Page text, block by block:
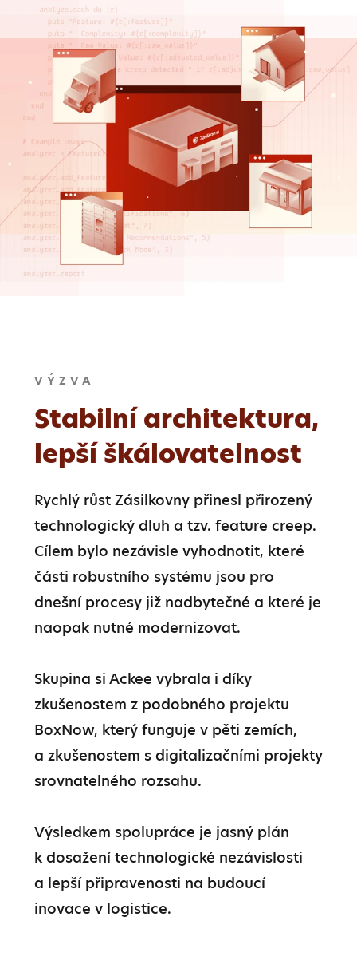
VÝZVA
Stabilní architektura,
lepší škálovatelnost
Rychlý růst Zásilkovny přinesl přirozený
technologický dluh a tzv. feature creep.
Cílem bylo nezávisle vyhodnotit, které
části robustního systému jsou pro
dnešní procesy již nadbytečné a které je
naopak nutné modernizovat.
Skupina si Ackee vybrala i díky
zkušenostem z podobného projektu
BoxNow, který funguje v pěti zemích,
a zkušenostem s digitalizačními projekty
srovnatelného rozsahu.
Výsledkem spolupráce je jasný plán
k dosažení technologické nezávislosti
a lepší připravenosti na budoucí
inovace v logistice.